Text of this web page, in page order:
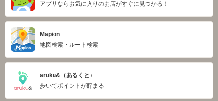
アプリならお気に入りのお店がすぐに見つかる！
Mapion
地図検索・ルート検索
aruku&（あるくと）
歩いてポイントが貯まる